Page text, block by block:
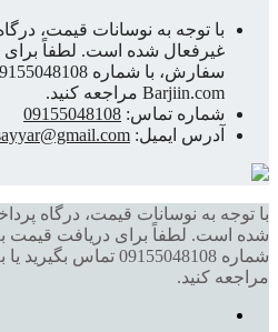
با توجه به نوسانات قیمت،
غیرفعال شده است. لطفاً برای
Barjiin.com مراجعه کنید.
شماره تماس: 09155048108
آدرس ایمیل:
با توجه به نوسانات قیمت، درگاه
شده است. لطفاً برای دریافت قیمت
مراجعه کنید.